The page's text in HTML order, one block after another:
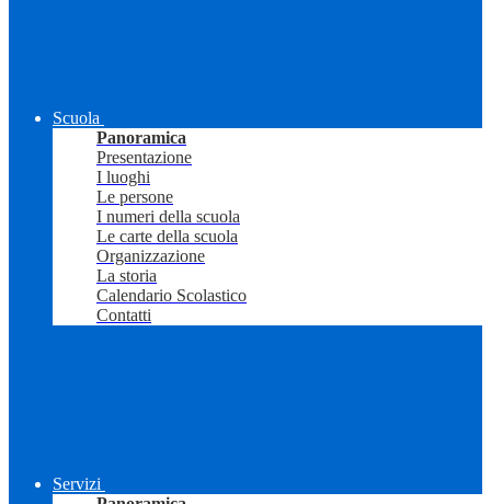
Scuola
Panoramica
Presentazione
I luoghi
Le persone
I numeri della scuola
Le carte della scuola
Organizzazione
La storia
Calendario Scolastico
Contatti
Servizi